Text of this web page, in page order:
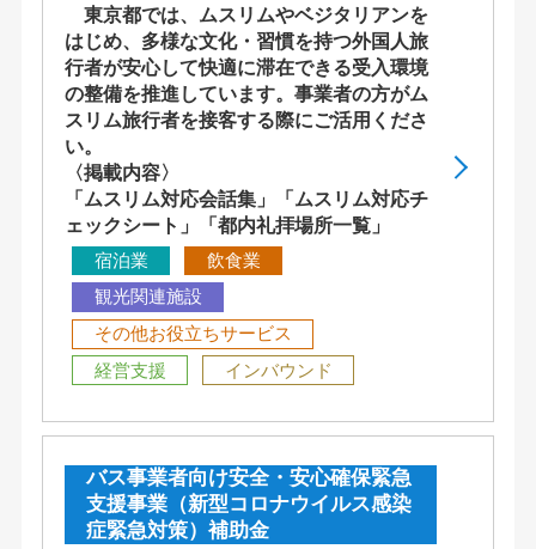
東京都では、ムスリムやベジタリアンを
はじめ、多様な文化・習慣を持つ外国人旅
行者が安心して快適に滞在できる受入環境
の整備を推進しています。事業者の方がム
スリム旅行者を接客する際にご活用くださ
い。
〈掲載内容〉
「ムスリム対応会話集」「ムスリム対応チ
ェックシート」「都内礼拝場所一覧」
宿泊業
飲食業
観光関連施設
その他お役立ちサービス
経営支援
インバウンド
バス事業者向け安全・安心確保緊急
支援事業（新型コロナウイルス感染
症緊急対策）補助金